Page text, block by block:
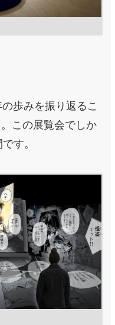
歩みを振り返るこ
この展覧会でしか
す。